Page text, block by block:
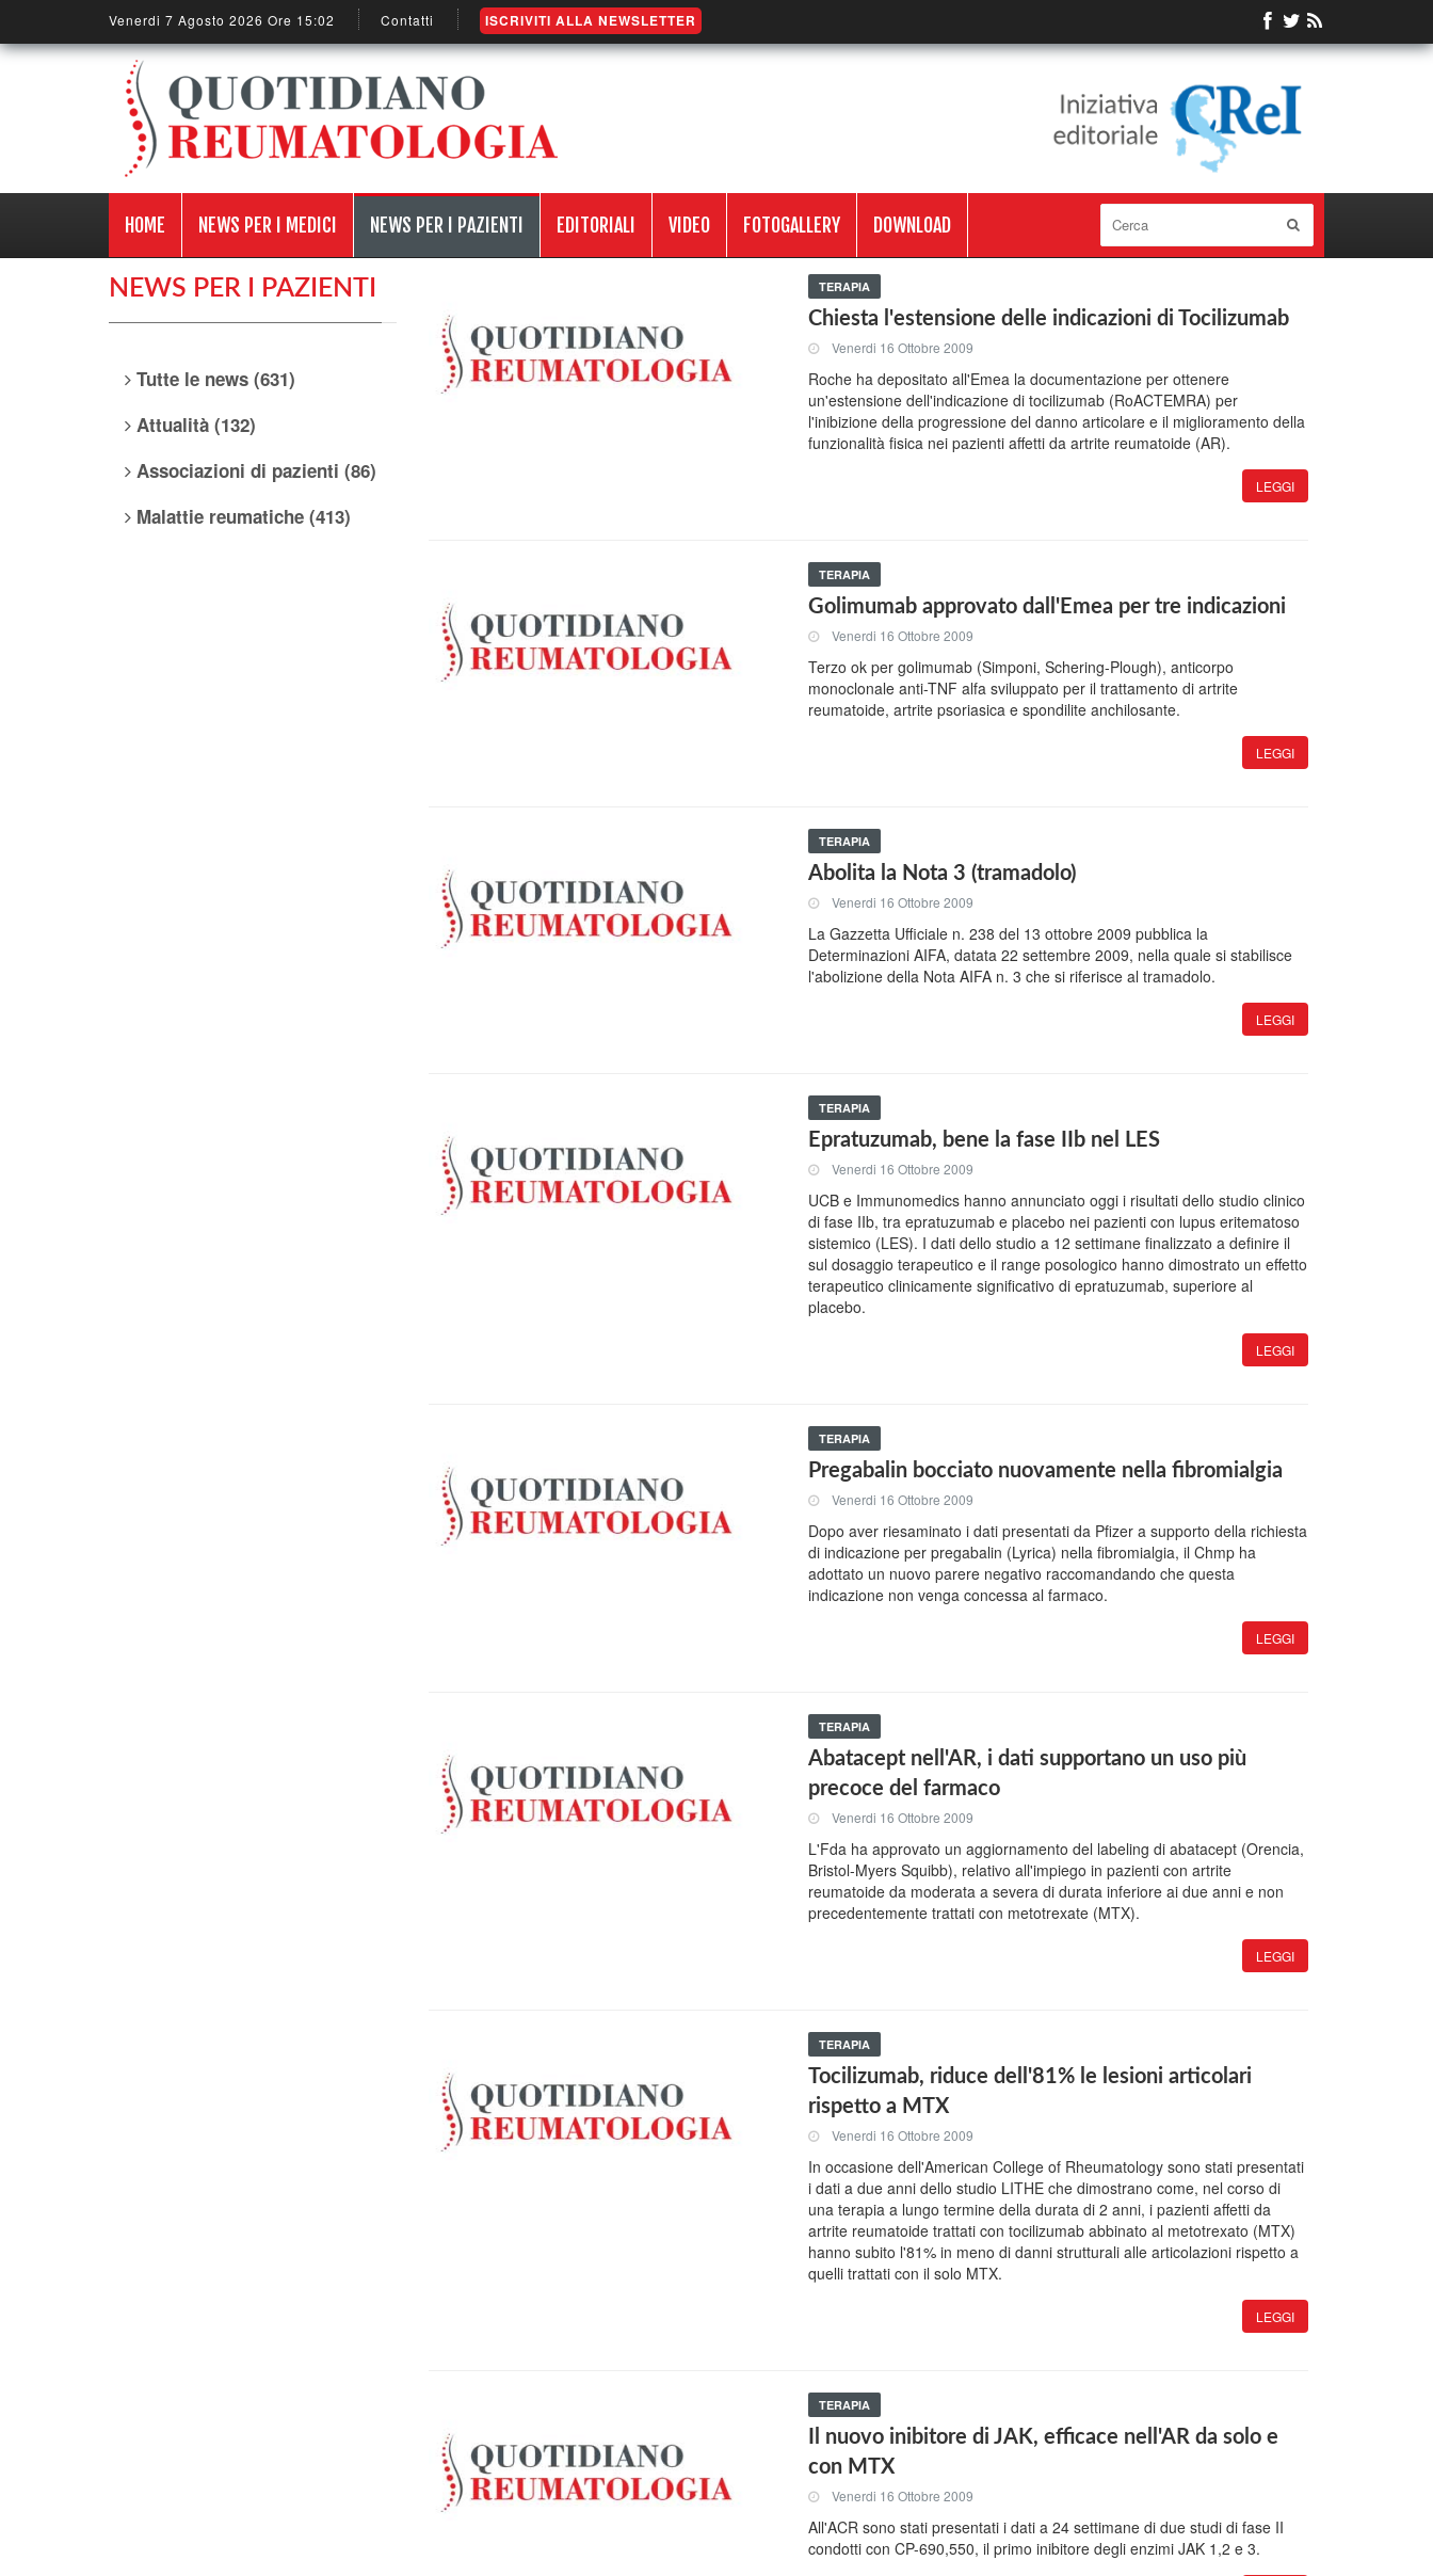
Venerdi 7 Agosto 2026 Ore 15:02 Contatti ISCRIVITI ALLA NEWSLETTER
HOME NEWS PER I MEDICI NEWS PER I PAZIENTI EDITORIALI VIDEO FOTOGALLERY DOWNLOAD
NEWS PER I PAZIENTI
Tutte le news (631)
Attualità (132)
Associazioni di pazienti (86)
Malattie reumatiche (413)
TERAPIA
Chiesta l'estensione delle indicazioni di Tocilizumab
Venerdi 16 Ottobre 2009
Roche ha depositato all'Emea la documentazione per ottenere
un'estensione dell'indicazione di tocilizumab (RoACTEMRA) per
l'inibizione della progressione del danno articolare e il miglioramento della
funzionalità fisica nei pazienti affetti da artrite reumatoide (AR).
LEGGI
TERAPIA
Golimumab approvato dall'Emea per tre indicazioni
Venerdi 16 Ottobre 2009
Terzo ok per golimumab (Simponi, Schering-Plough), anticorpo
monoclonale anti-TNF alfa sviluppato per il trattamento di artrite
reumatoide, artrite psoriasica e spondilite anchilosante.
LEGGI
TERAPIA
Abolita la Nota 3 (tramadolo)
Venerdi 16 Ottobre 2009
La Gazzetta Ufficiale n. 238 del 13 ottobre 2009 pubblica la
Determinazioni AIFA, datata 22 settembre 2009, nella quale si stabilisce
l'abolizione della Nota AIFA n. 3 che si riferisce al tramadolo.
LEGGI
TERAPIA
Epratuzumab, bene la fase IIb nel LES
Venerdi 16 Ottobre 2009
UCB e Immunomedics hanno annunciato oggi i risultati dello studio clinico
di fase IIb, tra epratuzumab e placebo nei pazienti con lupus eritematoso
sistemico (LES). I dati dello studio a 12 settimane finalizzato a definire il
sul dosaggio terapeutico e il range posologico hanno dimostrato un effetto
terapeutico clinicamente significativo di epratuzumab, superiore al
placebo.
LEGGI
TERAPIA
Pregabalin bocciato nuovamente nella fibromialgia
Venerdi 16 Ottobre 2009
Dopo aver riesaminato i dati presentati da Pfizer a supporto della richiesta
di indicazione per pregabalin (Lyrica) nella fibromialgia, il Chmp ha
adottato un nuovo parere negativo raccomandando che questa
indicazione non venga concessa al farmaco.
LEGGI
TERAPIA
Abatacept nell'AR, i dati supportano un uso più
precoce del farmaco
Venerdi 16 Ottobre 2009
L'Fda ha approvato un aggiornamento del labeling di abatacept (Orencia,
Bristol-Myers Squibb), relativo all'impiego in pazienti con artrite
reumatoide da moderata a severa di durata inferiore ai due anni e non
precedentemente trattati con metotrexate (MTX).
LEGGI
TERAPIA
Tocilizumab, riduce dell'81% le lesioni articolari
rispetto a MTX
Venerdi 16 Ottobre 2009
In occasione dell'American College of Rheumatology sono stati presentati
i dati a due anni dello studio LITHE che dimostrano come, nel corso di
una terapia a lungo termine della durata di 2 anni, i pazienti affetti da
artrite reumatoide trattati con tocilizumab abbinato al metotrexato (MTX)
hanno subito l'81% in meno di danni strutturali alle articolazioni rispetto a
quelli trattati con il solo MTX.
LEGGI
TERAPIA
Il nuovo inibitore di JAK, efficace nell'AR da solo e
con MTX
Venerdi 16 Ottobre 2009
All'ACR sono stati presentati i dati a 24 settimane di due studi di fase II
condotti con CP-690,550, il primo inibitore degli enzimi JAK 1,2 e 3.